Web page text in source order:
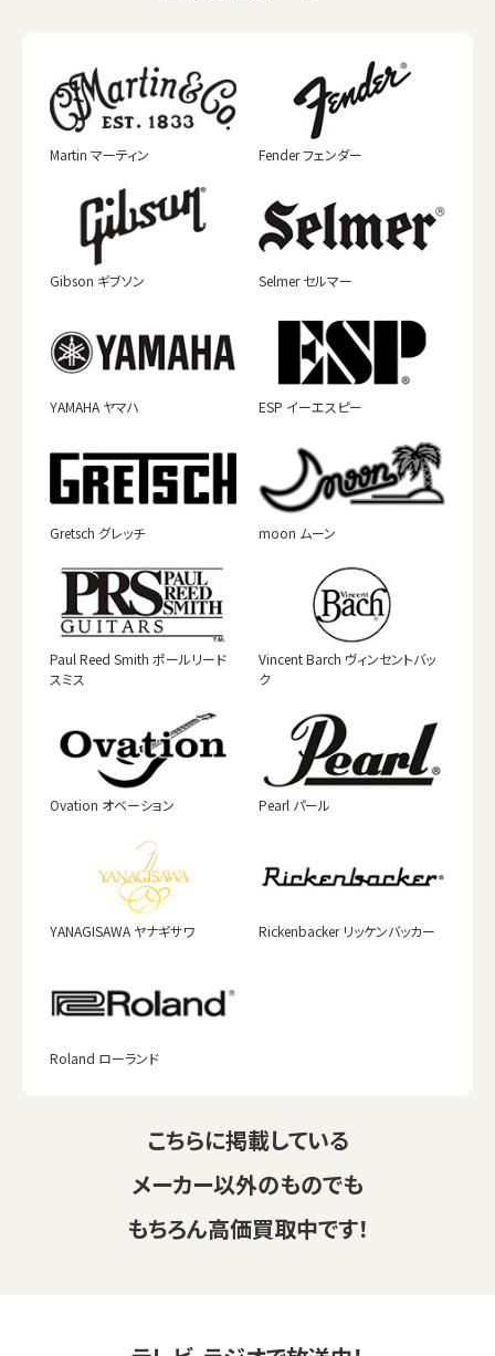
Martin マーティン Fender フェンダー
Gibson ギブソン Selmer セルマー
YAMAHA ヤマハ ESP イーエスピー
Gretsch グレッチ moon ムーン
Paul Reed Smith ポールリード
スミス
Vincent Barch ヴィンセントバッ
ク
Ovation オベーション Pearl パール
YANAGISAWA ヤナギサワ Rickenbacker リッケンバッカー
Roland ローランド
こちらに掲載している
メーカー以外のものでも
もちろん高価買取中です！